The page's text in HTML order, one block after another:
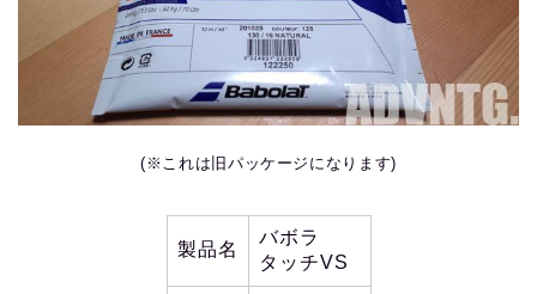
(※これは旧パッケージになります)
製品名
バボラ
タッチVS